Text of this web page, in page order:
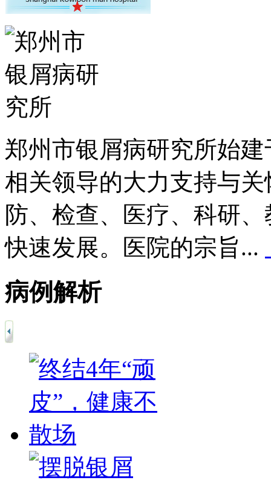
郑州市银屑病研究所始
相关领导的大力支持与
防、检查、医疗、科研
快速发展。医院的宗旨...
病例解析